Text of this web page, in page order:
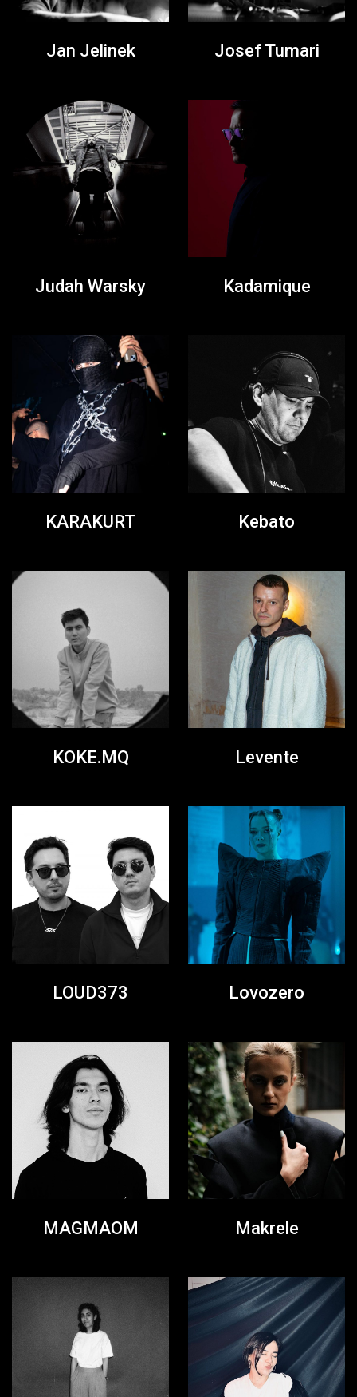
Jan Jelinek Josef Tumari
Judah Warsky Kadamique
KARAKURT Kebato
KOKE.MQ Levente
LOUD373 Lovozero
MAGMAOM Makrele